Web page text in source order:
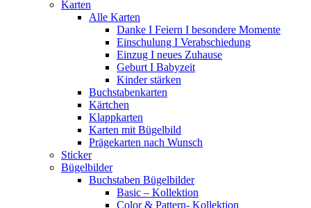
Karten
Alle Karten
Danke I Feiern I besondere Momente
Einschulung I Verabschiedung
Einzug I neues Zuhause
Geburt I Babyzeit
Kinder stärken
Buchstabenkarten
Kärtchen
Klappkarten
Karten mit Bügelbild
Prägekarten nach Wunsch
Sticker
Bügelbilder
Buchstaben Bügelbilder
Basic – Kollektion
Color & Pattern- Kollektion